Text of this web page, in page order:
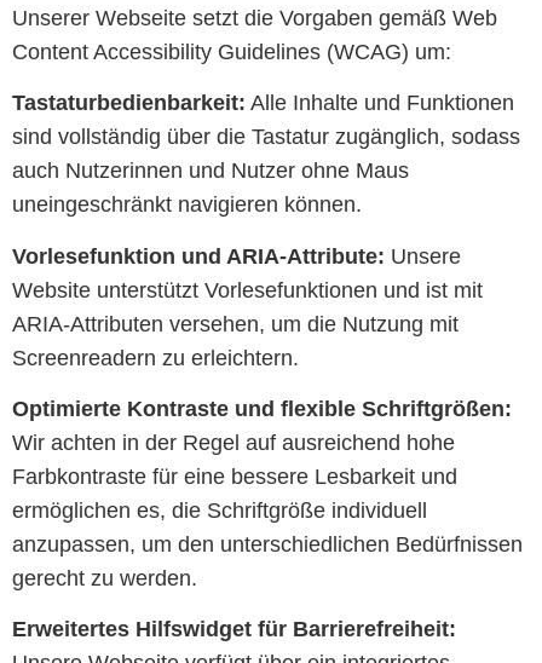
Unserer Webseite setzt die Vorgaben gemäß Web
Content Accessibility Guidelines (WCAG) um:
Tastaturbedienbarkeit: Alle Inhalte und Funktionen
sind vollständig über die Tastatur zugänglich, sodass
auch Nutzerinnen und Nutzer ohne Maus
uneingeschränkt navigieren können.
Vorlesefunktion und ARIA-Attribute: Unsere
Website unterstützt Vorlesefunktionen und ist mit
ARIA-Attributen versehen, um die Nutzung mit
Screenreadern zu erleichtern.
Optimierte Kontraste und flexible Schriftgrößen:
Wir achten in der Regel auf ausreichend hohe
Farbkontraste für eine bessere Lesbarkeit und
ermöglichen es, die Schriftgröße individuell
anzupassen, um den unterschiedlichen Bedürfnissen
gerecht zu werden.
Erweitertes Hilfswidget für Barrierefreiheit: